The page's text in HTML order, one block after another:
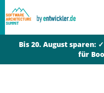
Bis 20. August sparen:
für